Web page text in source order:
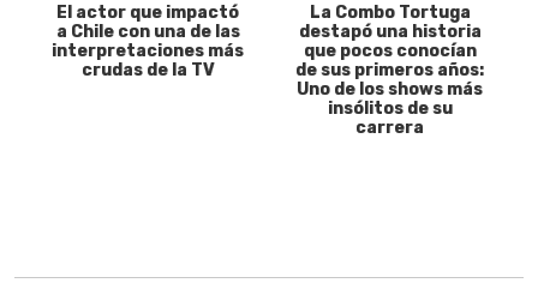
El actor que impactó
a Chile con una de las
interpretaciones más
crudas de la TV
La Combo Tortuga
destapó una historia
que pocos conocían
de sus primeros años:
Uno de los shows más
insólitos de su
carrera